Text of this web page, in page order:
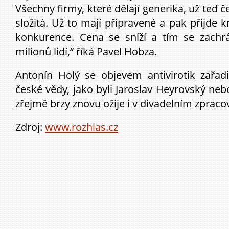
Všechny firmy, které dělají generika, už teď
složitá. Už to mají připravené a pak přijde
konkurence. Cena se sníží a tím se
milionů lidí,“ říká Pavel Hobza.
Antonín Holý se objevem antivirotik
české vědy, jako byli Jaroslav Heyrovský
zřejmě brzy znovu ožije i v divadelním
Zdroj: www.rozhlas.cz